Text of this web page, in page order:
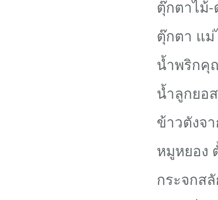
ตุ๊กตาไม้
ตุ๊กตา แ
น้ำพริกคุ
น้ำลูกยอ
ข้าวตังจ
หมูหยอง
กระจกส